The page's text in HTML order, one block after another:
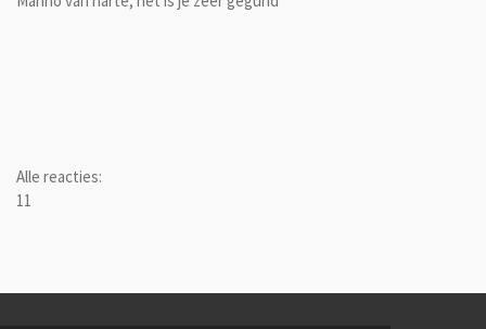
Alle reacties:
11